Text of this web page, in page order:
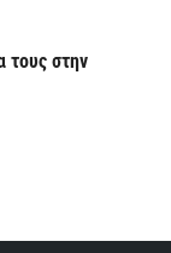
τους στην